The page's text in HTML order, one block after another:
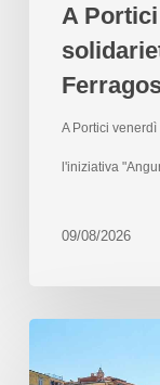
A
A Portici
l'iniziativa
09/08/2026